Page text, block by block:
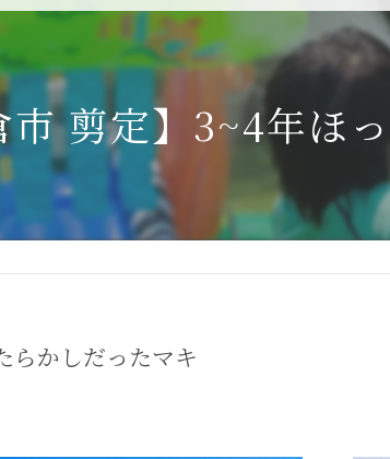
市 剪定】3~4年ほ
らかしだったマキ